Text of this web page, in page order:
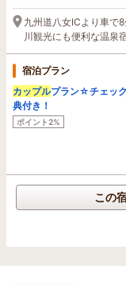
九州道八女ICより車で
川観光にも便利な温泉
宿泊プラン
カップルプラン☆チェッ
典付き！
ポイント2%
この